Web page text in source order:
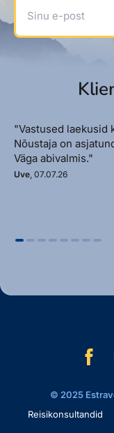
"Vastused laekusid
Nõustaja on
Väga abivalmis."
Uve , 07.07.26
© 2025
Reisikonsultandid